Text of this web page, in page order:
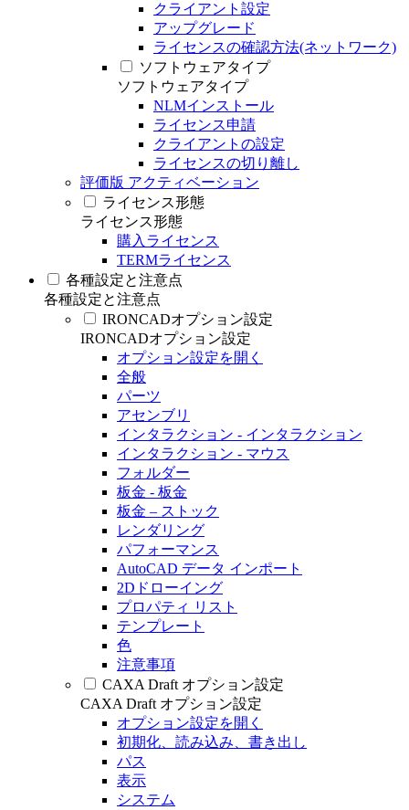
クライアント設定
アップグレード
ライセンスの確認方法(ネットワーク)
ソフトウェアタイプ
ソフトウェアタイプ
NLMインストール
ライセンス申請
クライアントの設定
ライセンスの切り離し
評価版 アクティベーション
ライセンス形態
ライセンス形態
購入ライセンス
TERMライセンス
各種設定と注意点
各種設定と注意点
IRONCADオプション設定
IRONCADオプション設定
オプション設定を開く
全般
パーツ
アセンブリ
インタラクション - インタラクション
インタラクション - マウス
フォルダー
板金 - 板金
板金 – ストック
レンダリング
パフォーマンス
AutoCAD データ インポート
2Dドローイング
プロパティ リスト
テンプレート
色
注意事項
CAXA Draft オプション設定
CAXA Draft オプション設定
オプション設定を開く
初期化、読み込み、書き出し
パス
表示
システム